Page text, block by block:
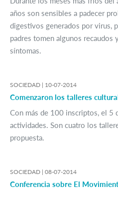
años son sensibles a padecer
digestivos generados por virus,
padres tomen algunos recaudos
síntomas.
SOCIEDAD | 10-07-2014
Comenzaron los talleres
Con más de 100 inscriptos, el 5
actividades. Son cuatro los
propuesta.
SOCIEDAD | 08-07-2014
Conferencia sobre El